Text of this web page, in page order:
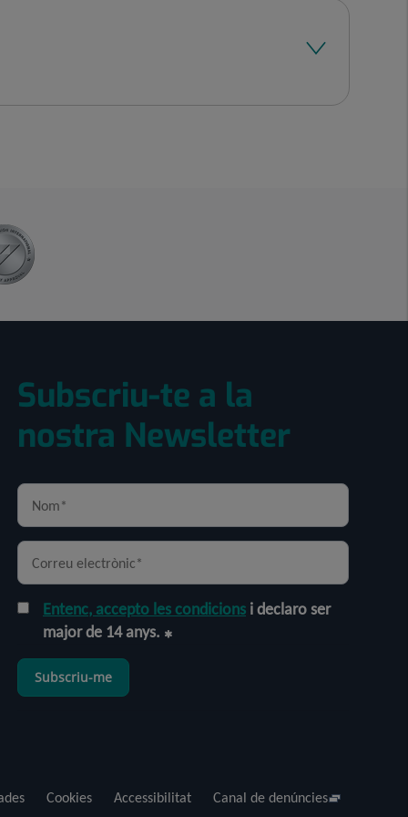
Subscriu-te a la
nostra Newsletter
Entenc, accepto les condicions i declaro ser
major de 14 anys.
Subscriu-me
Cookies Accessibilitat Canal de denúncies